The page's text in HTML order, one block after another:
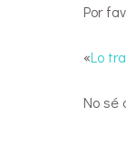
Por
«Lo
No sé